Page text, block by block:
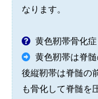
なります。
黄色靭帯骨化
黄色靭帯は脊
後縦靭帯は脊髄の
も骨化して脊髄を